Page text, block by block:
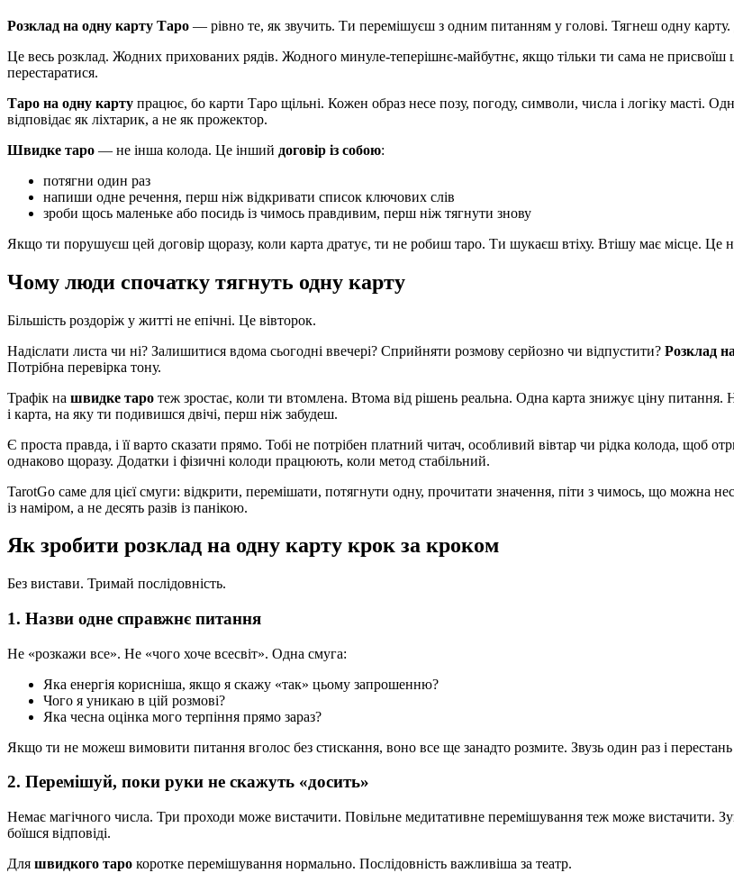
Розклад на одну карту Таро — рівно те, як звучить. Ти перемішуєш з одним питанням у голові. Тягнеш одну
Це весь розклад. Жодних прихованих рядів. Жодного минуле-теперішнє-майбутнє, якщо тільки ти сама не присвоїш
перестаратися.
Таро на одну карту працює, бо карти Таро щільні. Кожен образ несе позу, погоду, символи, числа і логіку масті.
відповідає як ліхтарик, а не як прожектор.
Швидке таро — не інша колода. Це інший договір із собою:
потягни один раз
напиши одне речення, перш ніж відкривати список ключових слів
зроби щось маленьке або посидь із чимось правдивим, перш ніж тягнути знову
Якщо ти порушуєш цей договір щоразу, коли карта дратує, ти не робиш таро. Ти шукаєш втіху. Втішу має місце. Це
Чому люди спочатку тягнуть одну карту
Більшість роздоріж у житті не епічні. Це вівторок.
Надіслати листа чи ні? Залишитися вдома сьогодні ввечері? Сприйняти розмову серйозно чи відпустити? Розклад
Потрібна перевірка тону.
Трафік на швидке таро теж зростає, коли ти втомлена. Втома від рішень реальна. Одна карта знижує ціну
і карта, на яку ти подивишся двічі, перш ніж забудеш.
Є проста правда, і її варто сказати прямо. Тобі не потрібен платний читач, особливий вівтар чи рідка колода, щоб
однаково щоразу. Додатки і фізичні колоди працюють, коли метод стабільний.
TarotGo саме для цієї смуги: відкрити, перемішати, потягнути одну, прочитати значення, піти з чимось, що можна
із наміром, а не десять разів із панікою.
Як зробити розклад на одну карту крок за кроком
Без вистави. Тримай послідовність.
1. Назви одне справжнє питання
Не «розкажи все». Не «чого хоче всесвіт». Одна смуга:
Яка енергія корисніша, якщо я скажу «так» цьому запрошенню?
Чого я уникаю в цій розмові?
Яка чесна оцінка мого терпіння прямо зараз?
Якщо ти не можеш вимовити питання вголос без стискання, воно все ще занадто розмите. Звузь один раз і перестань
2. Перемішуй, поки руки не скажуть «досить»
Немає магічного числа. Три проходи може вистачити. Повільне медитативне перемішування теж може вистачити.
боїшся відповіді.
Для швидкого таро коротке перемішування нормально. Послідовність важливіша за театр.